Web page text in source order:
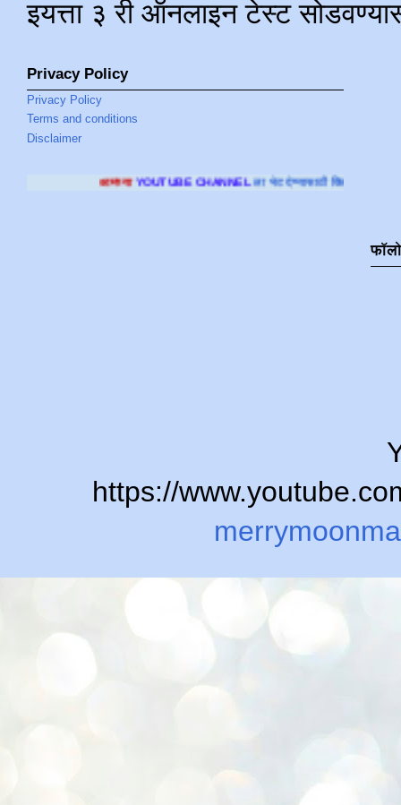
इयत्ता ३ री ऑनलाइन टेस्ट
Privacy Policy
Privacy Policy
Terms and conditions
Disclaimer
YOUTUBE CHANNELला भेट देण्यासाठी क्लिक करा.
https://